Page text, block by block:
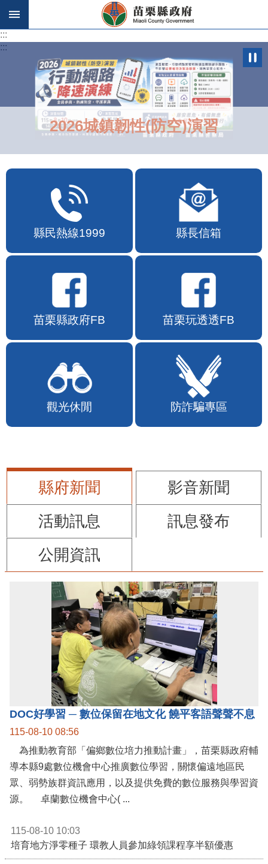
跳到主要內容區塊
:::
:::
2026城鎮韌性(防空)演習
縣民熱線1999 縣長信箱
苗栗縣政府FB 苗栗玩透透FB
觀光休閒 防詐騙專區
縣府新聞
影音新聞
活動訊息
訊息發布
公開資訊
DOC好學習 ─ 數位保留在地文化 饒平客語聲聲不息
115-08-10 08:56
為推動教育部「偏鄉數位培力推動計畫」，苗栗縣政府輔
導本縣9處數位機會中心推廣數位學習，關懷偏遠地區民
眾、弱勢族群資訊應用，以及提供免費的數位服務與學習資
源。 卓蘭數位機會中心( ...
115-08-10 10:03
培育地方淨零種子 環教人員參加綠領課程享半額優惠